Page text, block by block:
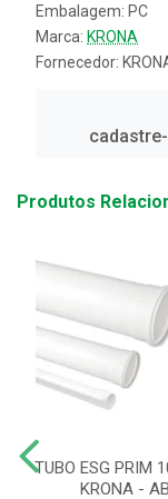
Embalagem: PC
Marca: KRONA
Fornecedor:
Produtos
TUBO ESG PRIM
KRONA - AB